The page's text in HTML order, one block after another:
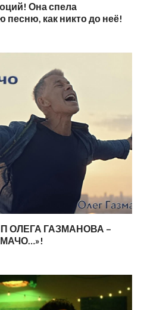
Она спела
как никто до неё!
ОЛЕГА ГАЗМАНОВА –